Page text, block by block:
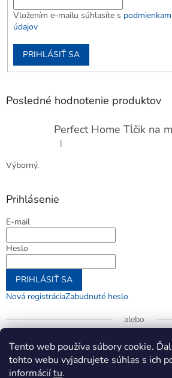
Tento web používa súbory cookie.
tohto webu vyjadrujete súhlas s ich
informáciítu.
Vložením e-mailu súhlasíte s
údajov
PRIHLÁSIŤ SA
Posledné hodnotenie produktov
Hodnotenie produktu je 5 z 5
|
Výborný.
Prihlásenie
E-mail
Heslo
PRIHLÁSIŤ SA
Nová registráciaZabudnuté heslo
alebo
Prihlásiť sa cez